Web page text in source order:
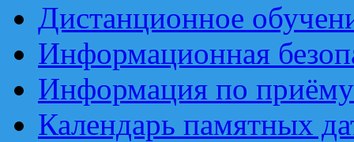
Дистанционное
Информационная
Информация по
Календарь памятных